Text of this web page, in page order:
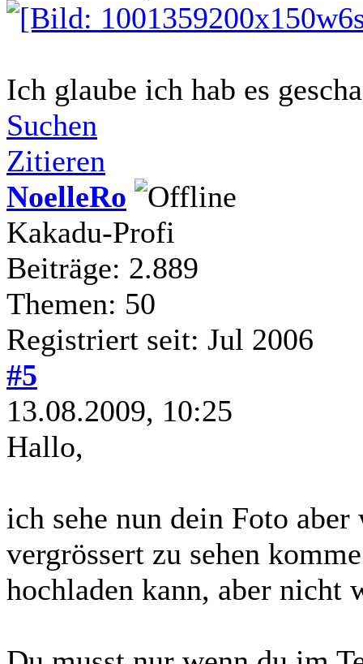
Ich glaube ich hab es
Suchen
Zitieren
NoelleRo
Kakadu-Profi
Beiträge: 2.889
Themen: 50
Registriert seit: Jul 2006
#5
13.08.2009, 10:25
Hallo,
ich sehe nun dein Foto
vergrössert zu sehen
hochladen kann, aber nicht